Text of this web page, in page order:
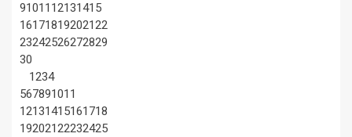
91011 12131415
16171819202122
23242526272829
30
1234
567891011
12131415161718
19202122232425